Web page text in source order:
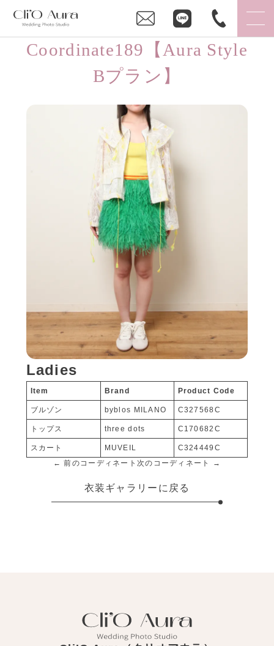
Coordinate189【Aura Style
Bプラン】
Ladies
Item Brand Product Code
ブルゾン byblos MILANO C327568C
トップス three dots C170682C
スカート MUVEIL
C324449C
← 前のコーディネート 次のコーディネート →
衣装ギャラリーに戻る